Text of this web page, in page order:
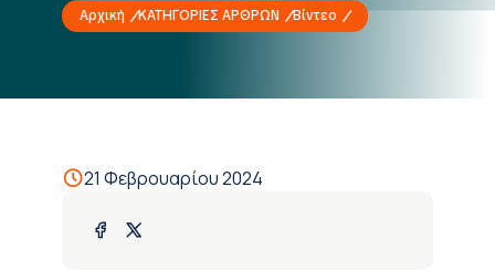
Αρχική ΚΑΤΗΓΟΡΙΕΣ ΑΡΘΡΩΝ Βίντεο
21 Φεβρουαρίου 2024